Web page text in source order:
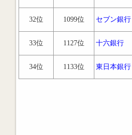
32位 1099位 セブン銀行
33位 1127位 十六銀行
34位 1133位 東日本銀行